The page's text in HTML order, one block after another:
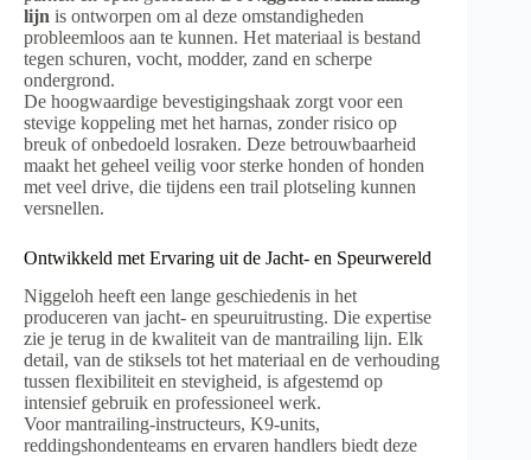
lijn is ontworpen om al deze omstandigheden
probleemloos aan te kunnen. Het materiaal is bestand
tegen schuren, vocht, modder, zand en scherpe
ondergrond.
De hoogwaardige bevestigingshaak zorgt voor een
stevige koppeling met het harnas, zonder risico op
breuk of onbedoeld losraken. Deze betrouwbaarheid
maakt het geheel veilig voor sterke honden of honden
met veel drive, die tijdens een trail plotseling kunnen
versnellen.
Ontwikkeld met Ervaring uit de Jacht- en Speurwereld
Niggeloh heeft een lange geschiedenis in het
produceren van jacht- en speuruitrusting. Die expertise
zie je terug in de kwaliteit van de mantrailing lijn. Elk
detail, van de stiksels tot het materiaal en de verhouding
tussen flexibiliteit en stevigheid, is afgestemd op
intensief gebruik en professioneel werk.
Voor mantrailing-instructeurs, K9-units,
reddingshondenteams en ervaren handlers biedt deze